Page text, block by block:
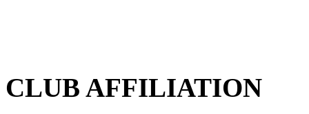
CLUB AFFILIATION